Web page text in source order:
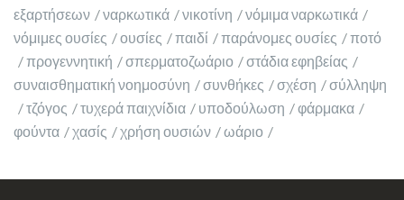
εξαρτήσεων
ναρκωτικά νικοτίνη
νόμιμα ναρκωτικά
νόμιμες ουσίες
ουσίες παιδί παράνομες ουσίες
ποτό
προγεννητική
σπερματοζωάριο
στάδια εφηβείας
συναισθηματική νοημοσύνη
συνθήκες σχέση
σύλληψη
τζόγος
τυχερά παιχνίδια υποδούλωση
φάρμακα
φούντα
χασίς χρήση ουσιών ωάριο